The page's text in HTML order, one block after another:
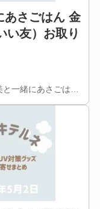
あさごはん 金
友）お取り
と一緒にあさごは…